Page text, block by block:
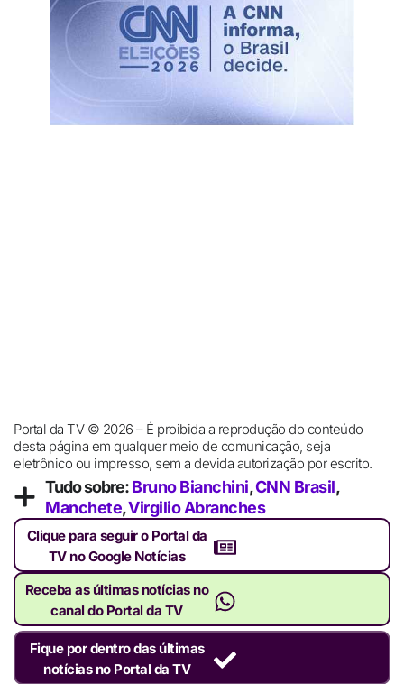
Portal da TV © 2026 – É proibida a reprodução do conteúdo
desta página em qualquer meio de comunicação, seja
eletrônico ou impresso, sem a devida autorização por escrito.
Tudo sobre:Bruno Bianchini,CNN Brasil,
Manchete,Virgilio Abranches
Clique para seguir o Portal da
TV no Google Notícias
Receba as últimas notícias no
canal do Portal da TV
Fique por dentro das últimas
notícias no Portal da TV